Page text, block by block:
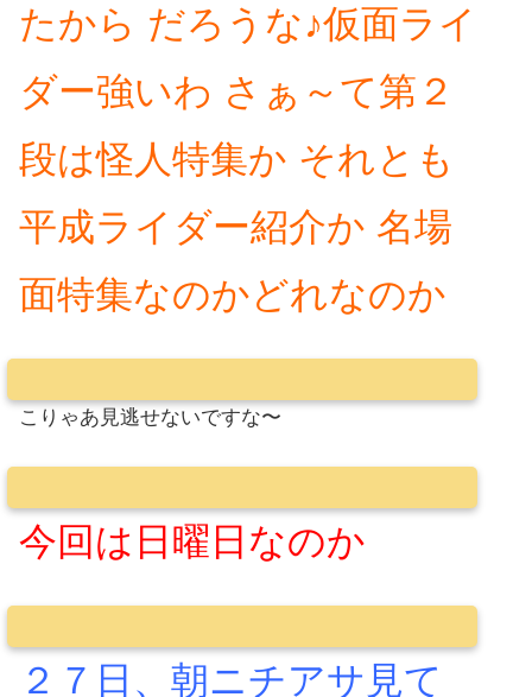
たから だろうな♪仮面ライ
ダー強いわ さぁ～て第２
段は怪人特集か それとも
平成ライダー紹介か 名場
面特集なのかどれなのか
こりゃあ見逃せないですな〜
今回は日曜日なのか
２７日、朝ニチアサ見て